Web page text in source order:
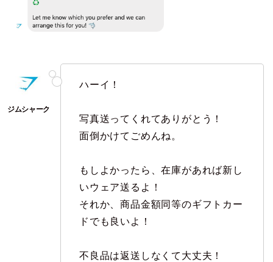
ハーイ！
写真送ってくれてありがとう！
面倒かけてごめんね。
もしよかったら、在庫があれば新し
いウェア送るよ！
それか、商品金額同等のギフトカー
ドでも良いよ！
不良品は返送しなくて大丈夫！